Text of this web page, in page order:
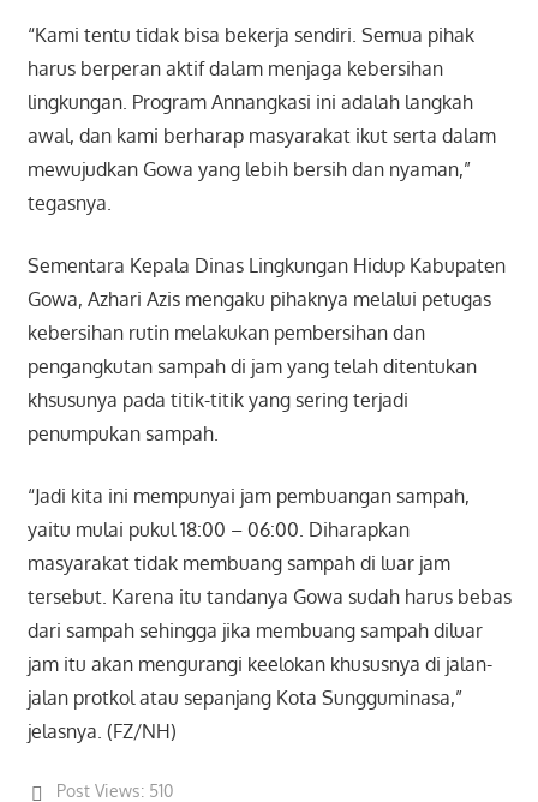
“Kami tentu tidak bisa bekerja sendiri. Semua pihak
harus berperan aktif dalam menjaga kebersihan
lingkungan. Program Annangkasi ini adalah langkah
awal, dan kami berharap masyarakat ikut serta dalam
mewujudkan Gowa yang lebih bersih dan nyaman,”
tegasnya.
Sementara Kepala Dinas Lingkungan Hidup Kabupaten
Gowa, Azhari Azis mengaku pihaknya melalui petugas
kebersihan rutin melakukan pembersihan dan
pengangkutan sampah di jam yang telah ditentukan
khsusunya pada titik-titik yang sering terjadi
penumpukan sampah.
“Jadi kita ini mempunyai jam pembuangan sampah,
yaitu mulai pukul 18:00 – 06:00. Diharapkan
masyarakat tidak membuang sampah di luar jam
tersebut. Karena itu tandanya Gowa sudah harus bebas
dari sampah sehingga jika membuang sampah diluar
jam itu akan mengurangi keelokan khususnya di jalan-
jalan protkol atau sepanjang Kota Sungguminasa,”
jelasnya. (FZ/NH)
Post Views: 510